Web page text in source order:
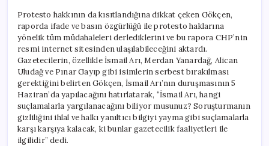
Protesto hakkının da kısıtlandığına dikkat çeken Gökçen,
raporda ifade ve basın özgürlüğü ile protesto haklarına
yönelik tüm müdahaleleri derlediklerini ve bu rapora CHP’nin
resmi internet sitesinden ulaşılabileceğini aktardı.
Gazetecilerin, özellikle İsmail Arı, Merdan Yanardağ, Alican
Uludağ ve Pınar Gayıp gibi isimlerin serbest bırakılması
gerektiğini belirten Gökçen, İsmail Arı’nın duruşmasının 5
Haziran’da yapılacağını hatırlatarak, “İsmail Arı, hangi
suçlamalarla yargılanacağını biliyor musunuz? Soruşturmanın
gizliliğini ihlal ve halkı yanıltıcı bilgiyi yayma gibi suçlamalarla
karşı karşıya kalacak, ki bunlar gazetecilik faaliyetleri ile
ilgilidir” dedi.